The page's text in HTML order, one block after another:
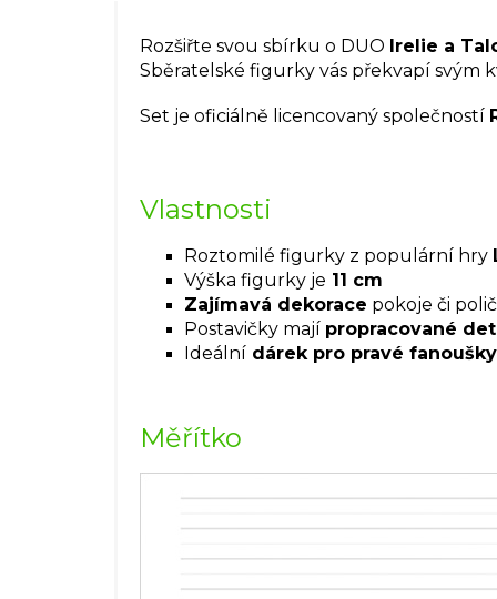
Rozšiřte svou sbírku o DUO Irelie a
Sběratelské figurky vás překvapí svým
Set je oficiálně licencovaný společností
Vlastnosti
Roztomilé figurky z populární hry
Výška figurky je 11 cm
Zajímavá dekorace pokoje či
Postavičky mají propracované
Ideální dárek pro pravé
Měřítko